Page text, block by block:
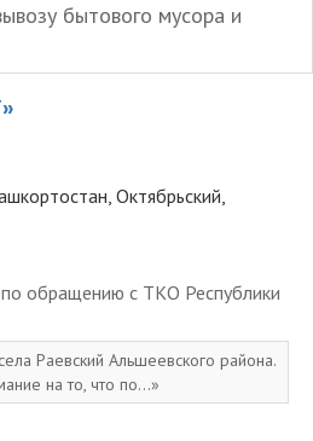
бытового мусора и
Октябрьский,
обращению с ТКО Республики
Раевский Альшеевского района.
на то, что по...